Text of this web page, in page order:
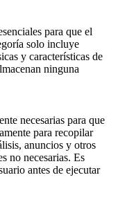
para que el
solo incluye
y características de
ninguna
necesarias para que
para recopilar
anuncios y otros
no necesarias. Es
antes de ejecutar